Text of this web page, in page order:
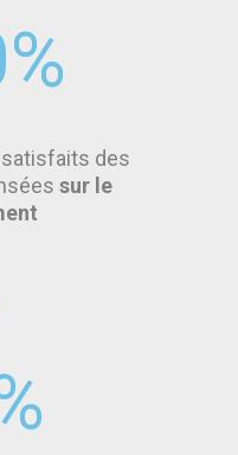
%
des
sur le